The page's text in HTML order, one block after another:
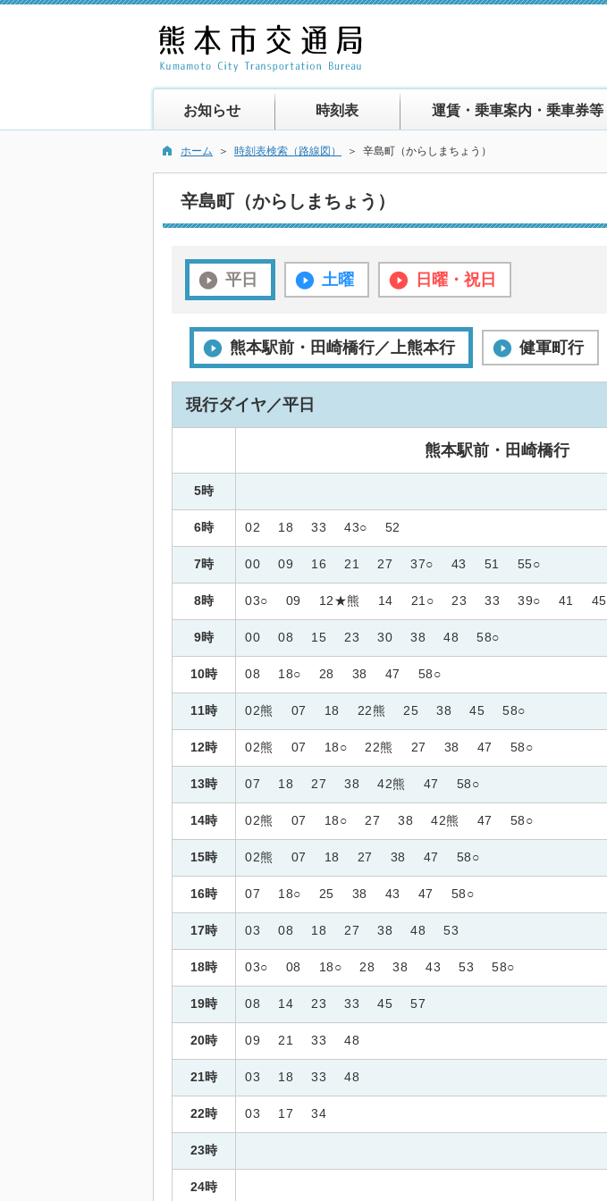
お知らせ 時刻表 運賃・乗車案内・乗車券等
ホーム ＞ 時刻表検索（路線図） ＞ 辛島町（からしまちょう）
辛島町（からしまちょう）
平日 土曜 日曜・祝日
熊本駅前・田崎橋行／上熊本行 健軍町行
現行ダイヤ／平日
熊本駅前・田崎橋行
5時
6時 02 18 33 43○ 52
7時 00 09 16 21 27 37○ 43 51 55○
8時 03○ 09 12★熊 14 21○ 23 33 39○ 41 45
9時 00 08 15 23 30 38 48 58○
10時 08 18○ 28 38 47 58○
11時 02熊 07 18 22熊 25 38 45 58○
12時 02熊 07 18○ 22熊 27 38 47 58○
13時 07 18 27 38 42熊 47 58○
14時 02熊 07 18○ 27 38 42熊 47 58○
15時 02熊 07 18 27 38 47 58○
16時 07 18○ 25 38 43 47 58○
17時 03 08 18 27 38 48 53
18時 03○ 08 18○ 28 38 43 53 58○
19時 08 14 23 33 45 57
20時 09 21 33 48
21時 03 18 33 48
22時 03 17 34
23時
24時